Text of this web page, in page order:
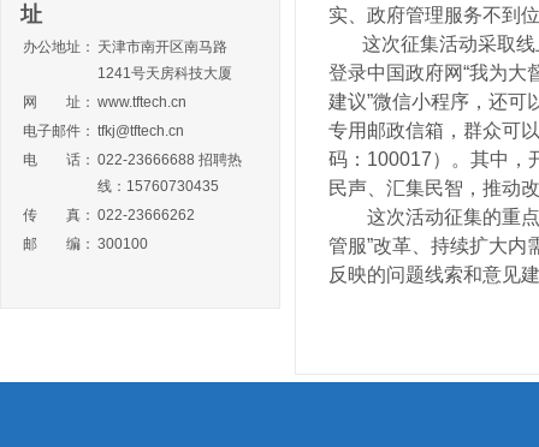
实、政府管理服务不到
这次征集活动采取线
登录中国政府网“我为大
建议”微信小程序，还可
专用邮政信箱，群众可
码：100017）。其中，
民声、汇集民智，推动
这次活动征集的重点
管服”改革、持续扩大内
反映的问题线索和意见
址
办公地址： 天津市南开区南马路
1241号天房科技大厦
网 址： www.tftech.cn
电子邮件： tfkj@tftech.cn
电 话： 022-23666688 招聘热
线：15760730435
传 真： 022-23666262
邮 编： 300100